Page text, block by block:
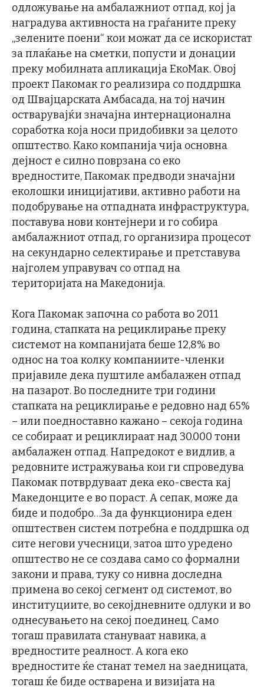
одложување на амбалажниот отпад, кој ја
наградува активноста на граѓаните преку
„зелените поени“ кои можат да се искористат
за плаќање на сметки, попусти и донации
преку мобилната апликација ЕкоМак. Овој
проект Пакомак го реализира со поддршка
од Швајцарската Амбасада, на тој начин
остварувајќи значајна интернационална
соработка која носи придобивки за целото
општество. Како компанија чија основна
дејност е силно поврзана со еко
вредностите, Пакомак предводи значајни
еколошки иницијативи, активно работи на
подобрување на отпадната инфраструктура,
поставува нови контејнери и го собира
амбалажниот отпад, го организира процесот
на секундарно селектирање и претставува
најголем управувач со отпад на
територијата на Македонија.
Кога Пакомак започна со работа во 2011
година, стапката на рециклирање преку
системот на компанијата беше 12,8% во
однос на тоа колку компаниите-членки
пријавиле дека пуштиле амбалажен отпад
на пазарот. Во последните три години
стапката на рециклирање е редовно над 65%
– или поедноставно кажано – секоја година
се собираат и рециклираат над 30.000 тони
амбалажен отпад. Напредокот е видлив, а
редовните истражувања кои ги спроведува
Пакомак потврдуваат дека еко-свеста кај
Македонците е во пораст. А сепак, може да
биде и подобро…За да функционира еден
општествен систем потребна е поддршка од
сите негови учесници, затоа што уредено
општество не се создава само со формални
закони и права, туку со нивна доследна
примена во секој сегмент од системот, во
институциите, во секојдневните одлуки и во
однесувањето на секој поединец. Само
тогаш правилата стануваат навика, а
вредностите реалност. А кога еко
вредностите ќе станат темел на заедницата,
тогаш ќе биде остварена и визијата на